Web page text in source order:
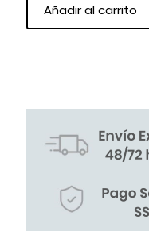
Añadir al carrito